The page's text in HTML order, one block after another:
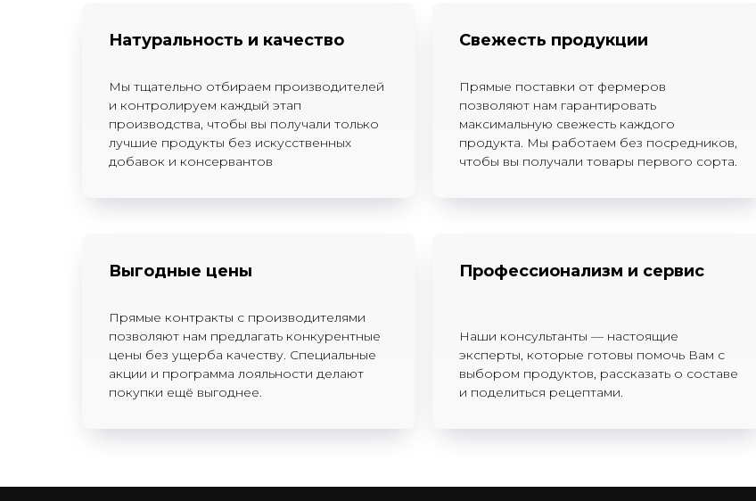
Натуральность и качество
Мы тщательно отбираем производителей
и контролируем каждый этап
производства, чтобы вы получали только
лучшие продукты без искусственных
добавок и консервантов
Свежесть продукции
Прямые поставки от фермеров
позволяют нам гарантировать
максимальную свежесть каждого
продукта. Мы работаем без посредников,
чтобы вы получали товары первого сорта.
Выгодные цены
Прямые контракты с производителями
позволяют нам предлагать конкурентные
цены без ущерба качеству. Специальные
акции и программа лояльности делают
покупки ещё выгоднее.
Профессионализм и сервис
Наши консультанты — настоящие
эксперты, которые готовы помочь Вам с
выбором продуктов, рассказать о составе
и поделиться рецептами.